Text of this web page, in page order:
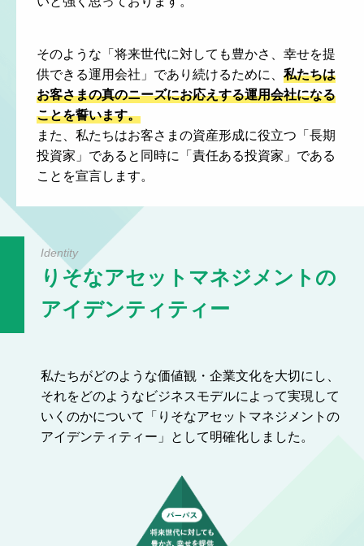
そのような「将来世代に対しても豊かさ、幸せを提
供できる運用会社」であり続けるために、 私たちは
お客さまの真のニーズにお応えする運用会社になる
ことを誓います。
また、私たちはお客さまの資産形成に役立つ「長期
投資家」であると同時に「責任ある投資家」である
ことを宣言します。
Identity
りそなアセットマネジメントの
アイデンティティー
私たちがどのような価値観・企業文化を大切にし、
それをどのようなビジネスモデルによって実現して
いくのかについて
「りそなアセットマネジメントの
アイデンティティー」として明確化しました。